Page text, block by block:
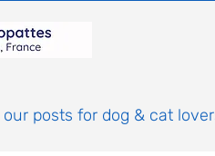
our posts for dog & cat